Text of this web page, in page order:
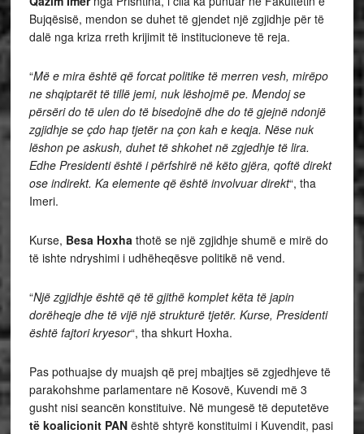
Bujqësisë, mendon se duhet të gjendet një zgjidhje për të
dalë nga kriza rreth krijimit të institucioneve të reja.
“Më e mira është që forcat politike të merren vesh, mirëpo
ne shqiptarët të tillë jemi, nuk lëshojmë pe. Mendoj se
përsëri do të ulen do të bisedojnë dhe do të gjejnë ndonjë
zgjidhje se çdo hap tjetër na çon kah e keqja. Nëse nuk
lëshon pe askush, duhet të shkohet në zgjedhje të lira.
Edhe Presidenti është i përfshirë në këto gjëra, qoftë direkt
ose indirekt. Ka elemente që është involvuar direkt“, tha
Imeri.
Kurse, Besa Hoxhathotë se një zgjidhje shumë e mirë do
të ishte ndryshimi i udhëheqësve politikë në vend.
“Një zgjidhje është që të gjithë komplet këta të japin
dorëheqje dhe të vijë një strukturë tjetër. Kurse, Presidenti
është fajtori kryesor“, tha shkurt Hoxha.
Pas pothuajse dy muajsh që prej mbajtjes së zgjedhjeve të
parakohshme parlamentare në Kosovë, Kuvendi më 3
gusht nisi seancën konstituive. Në mungesë të deputetëve
të koalicionit PANështë shtyrë konstituimi i Kuvendit, pasi